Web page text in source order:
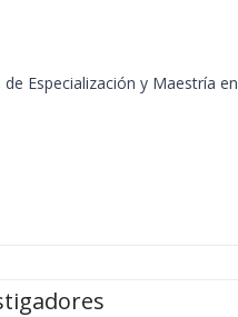
Especialización y Maestría en